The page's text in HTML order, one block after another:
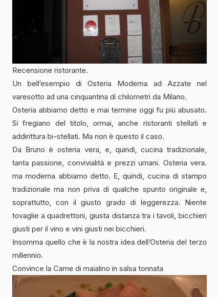
Recensione ristorante.
Un bell’esempio di Osteria Moderna ad Azzate nel
varesotto ad una cinquantina di chilometri da Milano.
Osteria abbiamo detto e mai termine oggi fu più abusato.
Si fregiano del titolo, ormai, anche ristoranti stellati e
addirittura bi-stellati. Ma non è questo il caso.
Da Bruno è osteria vera, e, quindi, cucina tradizionale,
tanta passione, convivialità e prezzi umani. Osteria vera.
ma moderna abbiamo detto. E, quindi, cucina di stampo
tradizionale ma non priva di qualche spunto originale e,
soprattutto, con il giusto grado di leggerezza. Niente
tovaglie a quadrettoni, giusta distanza tra i tavoli, bicchieri
giusti per il vino e vini giusti nei bicchieri.
Insomma quello che è la nostra idea dell’Osteria del terzo
millennio.
Convince la Carne di maialino in salsa tonnata